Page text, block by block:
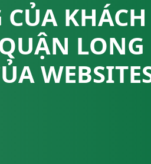
LONG